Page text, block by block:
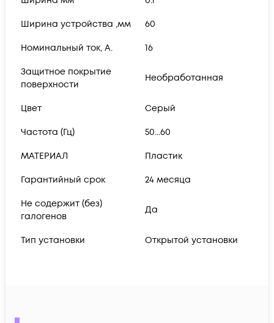
Ширина устройства ,мм 60
Номинальный ток, А. 16
Защитное покрытие
поверхности
Необработанная
Цвет Серый
Частота (Гц) 50...60
МАТЕРИАЛ Пластик
Гарантийный срок 24 месяца
Не содержит (без)
галогенов
Да
Тип установки Открытой установки